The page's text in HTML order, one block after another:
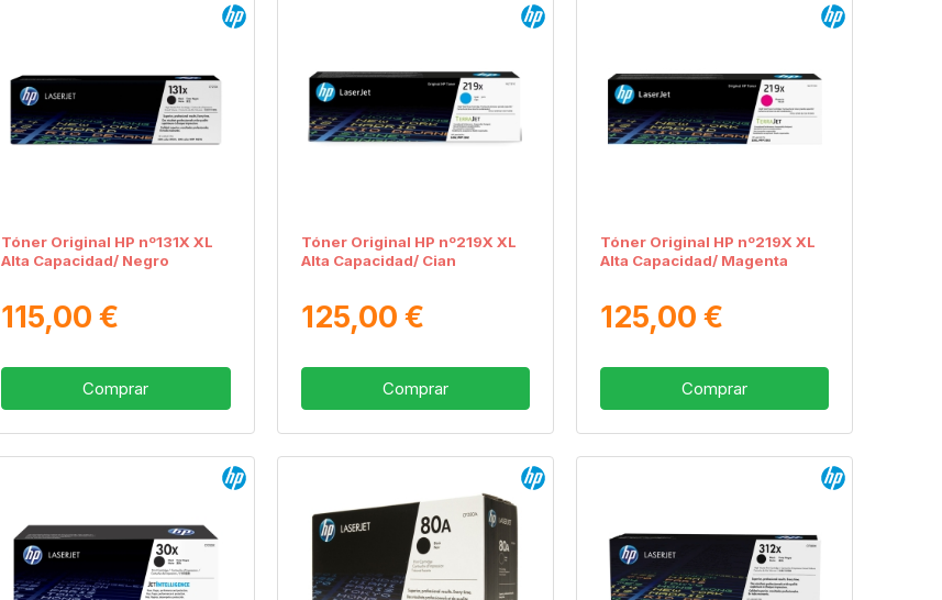
Tóner Original HP nº131X XL
Alta Capacidad/ Negro
115,00 €
Comprar
Tóner Original HP nº219X XL
Alta Capacidad/ Cian
125,00 €
Comprar
Tóner Original HP nº219X XL
Alta Capacidad/ Magenta
125,00 €
Comprar